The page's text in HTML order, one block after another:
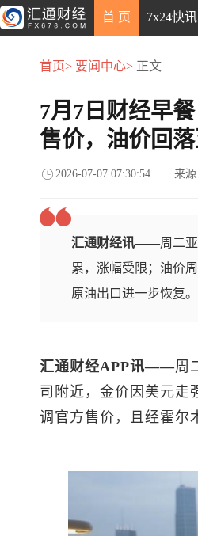
首 页 7x24快讯
首页> 要闻中心> 正文
7月7日财经早
售价，油价回
2026-07-07 07:30:54 来源
汇通财经讯——周二
累，涨幅受限；油价
原油出口进一步恢复。
汇通财经APP讯——周
司附近，金价因美元走
调官方售价，且经霍尔